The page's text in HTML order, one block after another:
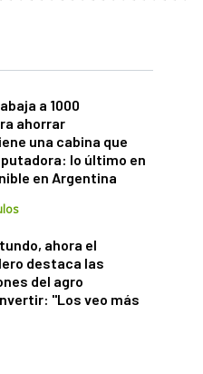
a 1000
ahorrar
una cabina que
lo último en
en Argentina
ahora el
destaca las
del agro
"Los veo más